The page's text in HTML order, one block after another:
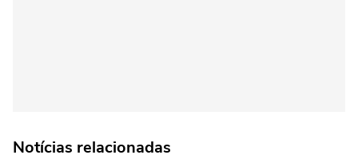
Notícias relacionadas